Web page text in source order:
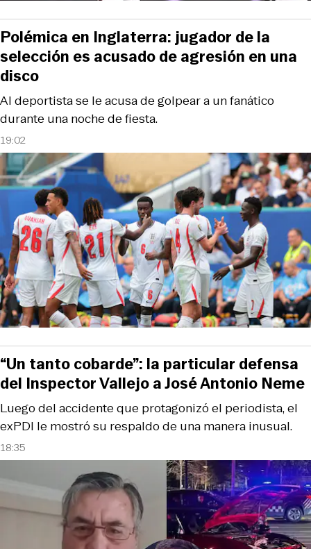
19:02
Al deportista se le acusa de golpear a un fanático
durante una noche de fiesta.
Polémica en Inglaterra: jugador de la
selección es acusado de agresión en una
disco
18:35
Luego del accidente que protagonizó el periodista, el
exPDI le mostró su respaldo de una manera inusual.
“Un tanto cobarde”: la particular defensa
del Inspector Vallejo a José Antonio Neme